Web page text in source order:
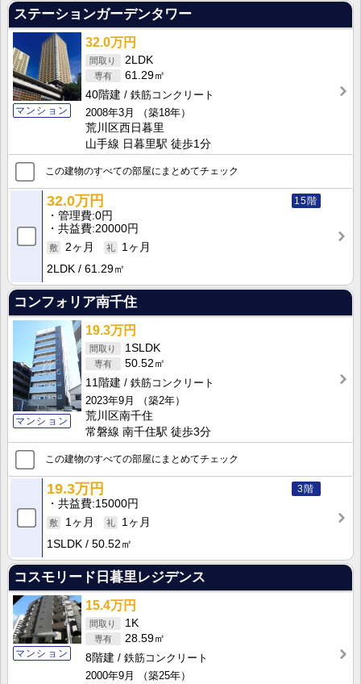
ステーションガーデンタワー
マンション
32.0万円
2LDK
61.29㎡
40階建
鉄筋コンクリート
2008年3月
（築18年）
荒川区西日暮里
山手線 日暮里駅 徒歩1分
この建物のすべての部屋にまとめてチェック
15階
32.0万円
管理費 0円
共益費 20000円
2ヶ月
1ヶ月
2LDK
61.29㎡
コンフォリア南千住
マンション
19.3万円
1SLDK
50.52㎡
11階建
鉄筋コンクリート
2023年9月
（築2年）
荒川区南千住
常磐線 南千住駅 徒歩3分
この建物のすべての部屋にまとめてチェック
3階
19.3万円
共益費 15000円
1ヶ月
1ヶ月
1SLDK
50.52㎡
コスモリード日暮里レジデンス
マンション
15.4万円
1K
28.59㎡
8階建
鉄筋コンクリート
2000年9月
（築25年）